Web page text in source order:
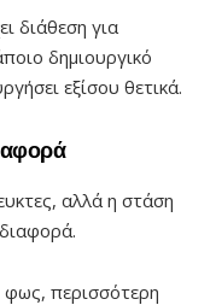
διάθεση για
δημιουργικό
εξίσου θετικά.
αλλά η στάση
περισσότερη